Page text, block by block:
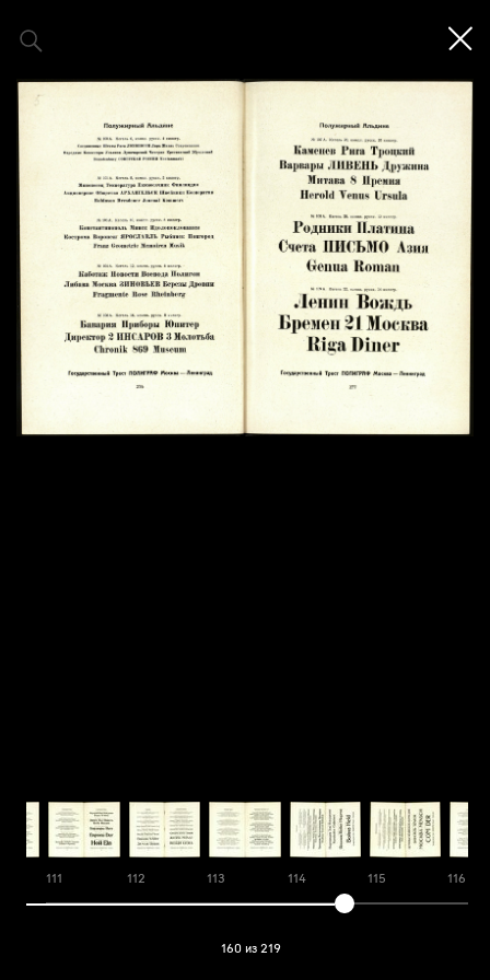
111 112 113 114 115 116
160 из 219